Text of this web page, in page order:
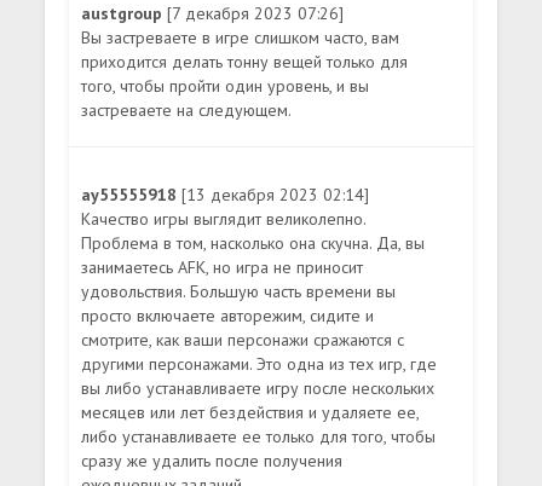
austgroup[7 декабря 2023 07:26]
Вы застреваете в игре слишком часто, вам
приходится делать тонну вещей только для
того, чтобы пройти один уровень, и вы
застреваете на следующем.
ay55555918[13 декабря 2023 02:14]
Качество игры выглядит великолепно.
Проблема в том, насколько она скучна. Да, вы
занимаетесь AFK, но игра не приносит
удовольствия. Большую часть времени вы
просто включаете авторежим, сидите и
смотрите, как ваши персонажи сражаются с
другими персонажами. Это одна из тех игр, где
вы либо устанавливаете игру после нескольких
месяцев или лет бездействия и удаляете ее,
либо устанавливаете ее только для того, чтобы
сразу же удалить после получения